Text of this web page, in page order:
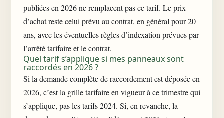
publiées en 2026 ne remplacent pas ce tarif. Le prix
d’achat reste celui prévu au contrat, en général pour 20
ans, avec les éventuelles règles d’indexation prévues par
l’arrêté tarifaire et le contrat.
Quel tarif s’applique si mes panneaux sont
raccordés en 2026 ?
Si la demande complète de raccordement est déposée en
2026, c’est la grille tarifaire en vigueur à ce trimestre qui
s’applique, pas les tarifs 2024. Si, en revanche, la